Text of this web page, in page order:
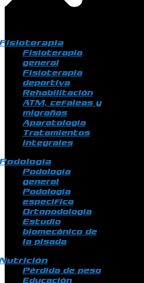
Fisioterapia
general
Fisioterapia
deportiva
Rehabilitación
ATM, cefaleas y
migrañas
Aparatología
Tratamientos
integrales
Podología
general
Podología
específica
Ortopodología
Estudio
biomecánico de
la pisada
Pérdida de peso
Educación